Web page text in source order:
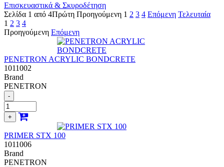
Επισκευαστικά & Σκυροδέτηση
Σελίδα 1 από 4Πρώτη Προηγούμενη 1 2 3 4 Επόμενη Τελευταία
1 2 3 4
Προηγούμενη Επόμενη
PENETRON ACRYLIC BONDCRETE
1011002
Brand
PENETRON
-
+
PRIMER STX 100
1011006
Brand
PENETRON